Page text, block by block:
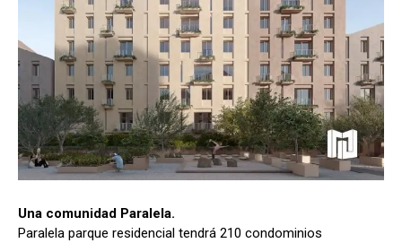
Una comunidad Paralela.
Paralela parque residencial tendrá 210 condominios